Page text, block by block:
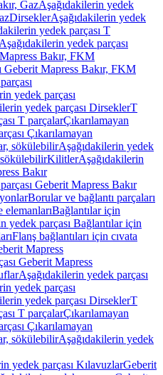
GazAşağıdakilerin yedek
DirseklerAşağıdakilerin yedek
yedek parçası T
yedek parçası
Bakır, FKM
Geberit Mapress Bakır, FKM
yedek parçası
yedek parçası DirseklerT
T parçalarÇıkarılamayan
Çıkarılamayan
sökülebilirAşağıdakilerin yedek
sökülebilirKilitlerAşağıdakilerin
Bakır
Geberit Mapress Bakır
Borular ve bağlantı parçaları
Bağlantılar için
yedek parçası Bağlantılar için
Flanş bağlantıları için cıvata
Mapress
Geberit Mapress
Aşağıdakilerin yedek parçası
yedek parçası
yedek parçası DirseklerT
T parçalarÇıkarılamayan
Çıkarılamayan
sökülebilirAşağıdakilerin yedek
yedek parçası KılavuzlarGeberit